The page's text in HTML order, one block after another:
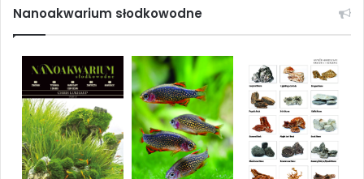
Nanoakwarium słodkowodne